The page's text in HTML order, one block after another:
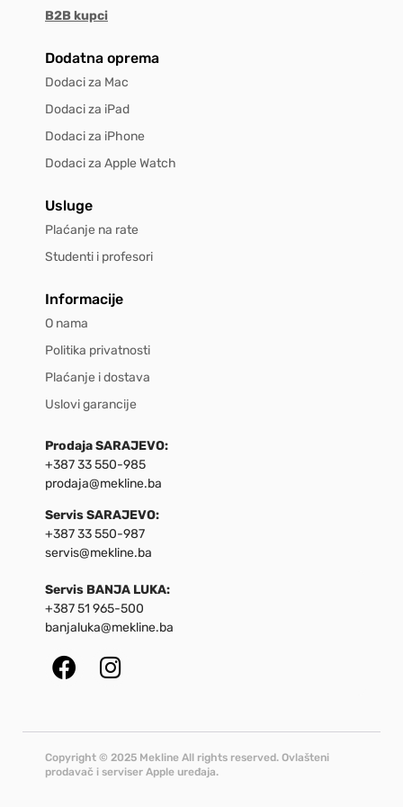
B2B kupci
Dodatna oprema
Dodaci za Mac
Dodaci za iPad
Dodaci za iPhone
Dodaci za Apple Watch
Usluge
Plaćanje na rate
Studenti i profesori
Informacije
O nama
Politika privatnosti
Plaćanje i dostava
Uslovi garancije
Prodaja SARAJEVO:
+387 33 550-985
prodaja@mekline.ba
Servis SARAJEVO:
+387 33 550-987
servis@mekline.ba
Servis BANJA LUKA:
+387 51 965-500
banjaluka@mekline.ba
Copyright © 2025 Mekline All rights reserved. Ovlašteni
prodavač i serviser Apple uređaja.